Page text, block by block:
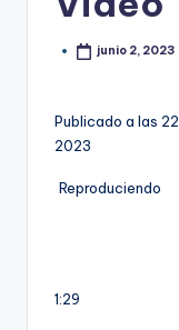
junio 2, 2023
Publicado a las
2023
Reproduciendo
1:29